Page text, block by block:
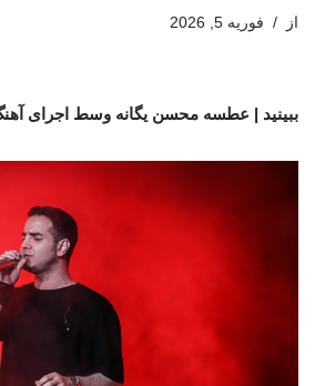
از فوریه 5, 2026
ببینید | عطسه محسن یگانه وسط اجرای